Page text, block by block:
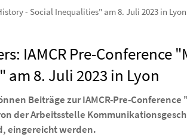
- Social Inequalities" am 8. Juli 2023 in Lyon
IAMCR Pre-Conference
am 8. Juli 2023 in Lyon
Beiträge zur IAMCR-Pre-Conference
der Arbeitsstelle
eingereicht werden.